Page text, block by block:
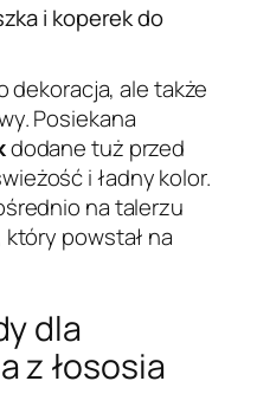
i koperek do
dekoracja, ale także
Posiekana
dodane tuż przed
i ładny kolor.
na talerzu
powstał na
dla
z łososia